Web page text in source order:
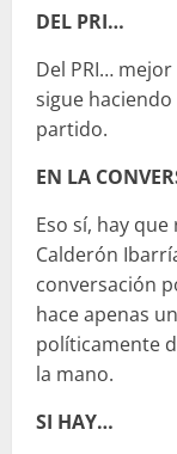
DEL PRI…
Del PRI…
sigue
partido.
EN LA
Eso sí, hay
Calderón
conversación
hace apenas
políticamente
la mano.
SI HAY…